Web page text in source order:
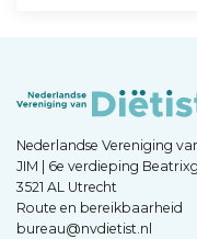
Nederlandse Vereniging
JIM | 6e verdieping
3521 AL Utrecht
Route en bereikbaarheid
bureau@nvdietist.nl